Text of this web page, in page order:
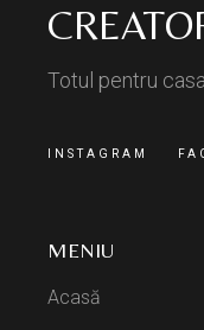
Totul pentru
INSTAGRAM
MENIU
Acasă